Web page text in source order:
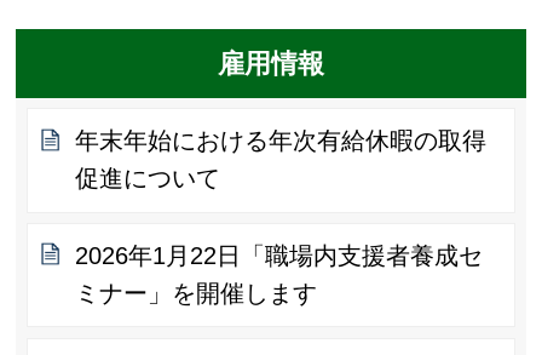
雇用情報
年末年始における年次有給休暇の取得
促進について
2026年1月22日「職場内支援者養成セ
ミナー」を開催します